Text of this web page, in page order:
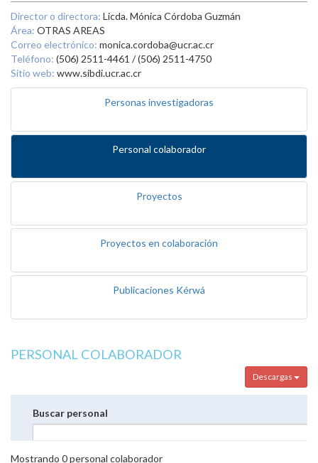
Director o directora: Licda. Mónica Córdoba Guzmán
Área: OTRAS AREAS
Correo electrónico: monica.cordoba@ucr.ac.cr
Teléfono: (506) 2511-4461 / (506) 2511-4750
Sitio web: www.sibdi.ucr.ac.cr
Personas investigadoras
Personal colaborador
Proyectos
Proyectos en colaboración
Publicaciones Kérwá
PERSONAL COLABORADOR
Descargas
Buscar personal
Mostrando 0personal colaborador